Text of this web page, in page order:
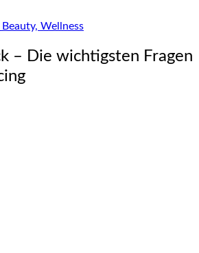
Wellness
– Die wichtigsten Fragen